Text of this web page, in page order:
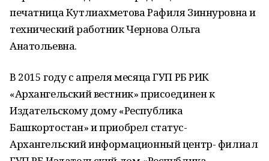
печатница Кутлиахметова Рафиля Зиннуровна и
технический работник Чернова Ольга
Анатольевна.
В 2015 году с апреля месяца ГУП РБ РИК
«Архангельский вестник» присоединен к
Издательскому дому «Республика
Башкортостан» и приобрел статус-
Архангельский информационный центр- филиал